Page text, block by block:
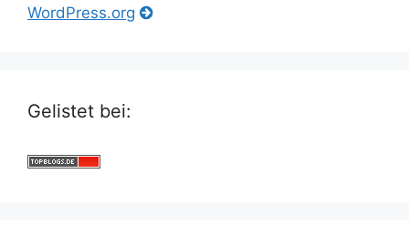
WordPress.org
Gelistet bei: